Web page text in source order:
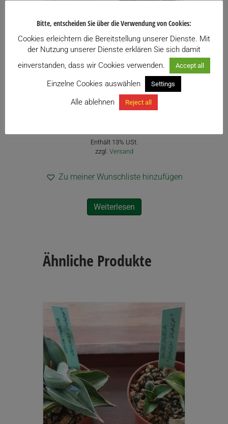
Enthält 13% USt.
zzgl. Versand
Zu meiner Wunschliste hinzufügen
Weiterlesen
Ähnliche Produkte
Bitte, entscheiden Sie über die Verwendung von Cookies:
Cookies erleichtern die Bereitstellung unserer Dienste. Mit
der Nutzung unserer Dienste erklären Sie sich damit
einverstanden, dass wir Cookies verwenden.
Accept all
Einzelne Cookies auswählen Settings
Alle ablehnen Reject all